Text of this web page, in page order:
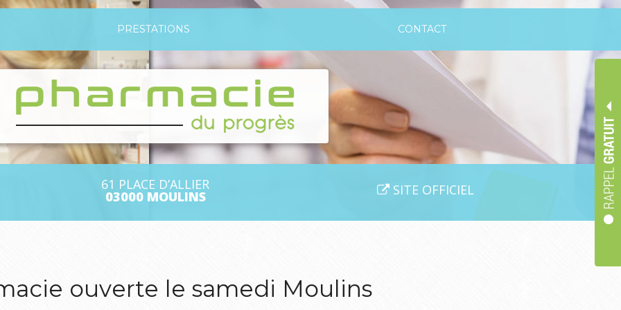
PRESTATIONS CONTACT
61 PLACE D’ALLIER
03000 MOULINS SITE OFFICIEL
ouverte le samedi Moulins